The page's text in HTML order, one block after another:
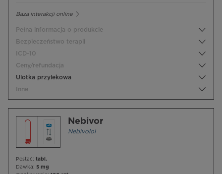
Baza interakcji online
Pełna informacja o produkcie
Bezpieczeństwo terapii
ICD-10
Ceny/refundacja
Ulotka przylekowa
Inne
Nebivor
Nebivolol
Postać: tabl.
Dawka: 5 mg